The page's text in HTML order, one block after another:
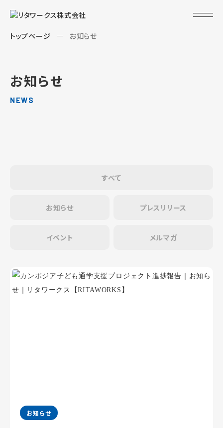
トップページ お知らせ
お知らせ
NEWS
すべて
お知らせ プレスリリース
イベント メルマガ
お知らせ